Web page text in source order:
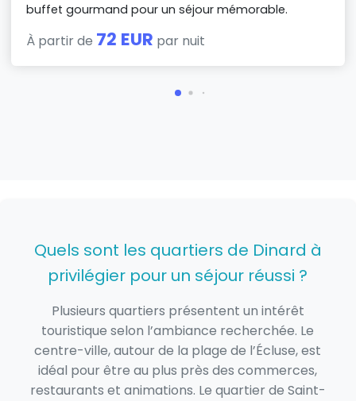
buffet gourmand pour un séjour mémorable.
À partir de 72 EUR par nuit
Quels sont les quartiers de Dinard à
privilégier pour un séjour réussi ?
Plusieurs quartiers présentent un intérêt
touristique selon l’ambiance recherchée. Le
centre-ville, autour de la plage de l’Écluse, est
idéal pour être au plus près des commerces,
restaurants et animations. Le quartier de Saint-